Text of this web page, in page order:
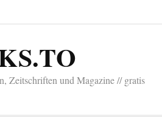
Zeitschriften und Magazine // gratis